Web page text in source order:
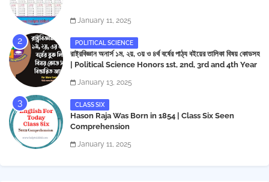
January 11, 2025
POLITICAL SCIENCE
রাষ্ট্রবিজ্ঞান অনার্স ১ম, ২য়, ৩য় ও ৪র্থ বর্ষের পাঠ্য বইয়ের তালিকা বিষয় কোডসহ
| Political Science Honors 1st, 2nd, 3rd and 4th Year
January 13, 2025
CLASS SIX
Hason Raja Was Born in 1854 | Class Six Seen
Comprehension
January 11, 2025